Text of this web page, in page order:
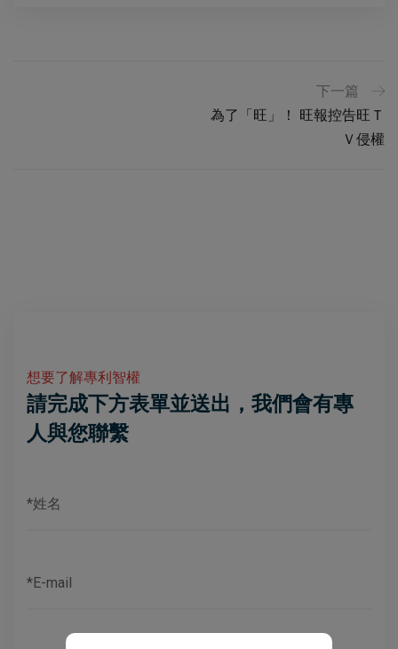
下一篇
為了「旺」！ 旺報控告旺Ｔ
Ｖ侵權
想要了解專利智權
請完成下方表單並送出，我們會有專
人與您聯繫